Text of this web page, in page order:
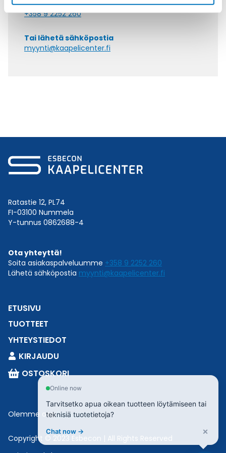
Soita asiakaspalveluumme ark. 8-16
+358 9 2252 260
Tai lähetä sähköpostia
myynti@kaapelicenter.fi
Ratastie 12, PL74
FI-03100 Nummela
Y-tunnus 0862688-4
Ota yhteyttä!
Soita asiakaspalveluumme +358 9 2252 260
Lähetä sähköpostia myynti@kaapelicenter.fi
ETUSIVU
TUOTTEET
YHTEYSTIEDOT
KIRJAUDU
OSTOSKORI
Olemme osaEsbeconia.
Copyright © 2023 Esbecon | All Rights Reserved
Online now
Tarvitsetko apua oikean tuotteen löytämiseen tai
teknisiä tuotetietoja?
Chat now → ×